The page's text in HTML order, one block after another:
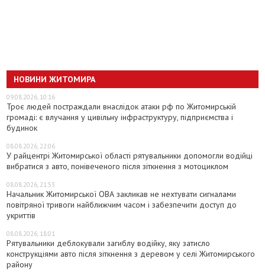
НОВИНИ ЖИТОМИРА
09.08.2026, 10:16
Троє людей постраждали внаслідок атаки рф по Житомирській
громаді: є влучання у цивільну інфраструктуру, підприємства і
будинок
08.08.2026, 22:06
У райцентрі Житомирської області рятувальники допомогли водійці
вибратися з авто, понівеченого після зіткнення з мотоциклом
08.08.2026, 21:53
Начальник Житомирської ОВА закликав не нехтувати сигналами
повітряної тривоги найближчим часом і забезпечити доступ до
укриттів
08.08.2026, 18:01
Рятувальники деблокували загиблу водійку, яку затисло
конструкціями авто після зіткнення з деревом у селі Житомирського
району